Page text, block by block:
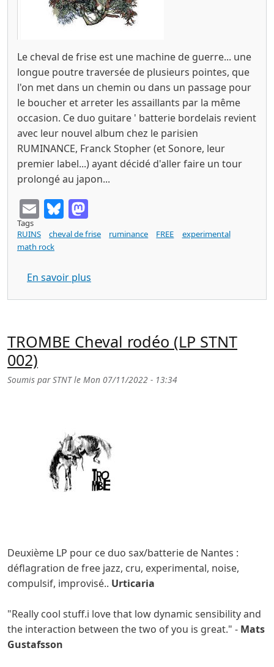
Le cheval de frise est une machine de guerre... une
longue poutre traversée de plusieurs pointes, que
l'on met dans un chemin ou dans un passage pour
le boucher et arreter les assaillants par la même
occasion. Ce duo guitare ' batterie bordelais revient
avec leur nouvel album chez le parisien
RUMINANCE, Franck Stopher (et Sonore, leur
premier label...) ayant décidé d'aller faire un tour
prolongé au japon...
EmailBluesky
Tags
RUINS
cheval de frise ruminance FREE
experimental
math rock
En savoir plus
TROMBE Cheval rodéo (LP STNT
002)
Soumis parSTNTle Mon 07/11/2022 - 13:34
Deuxième LP pour ce duo sax/batterie de Nantes :
déflagration de free jazz, cru, experimental, noise,
compulsif, improvisé.. Urticaria
"Really cool stuff.i love that low dynamic sensibility and
the interaction between the two of you is great." - Mats
Gustafsson